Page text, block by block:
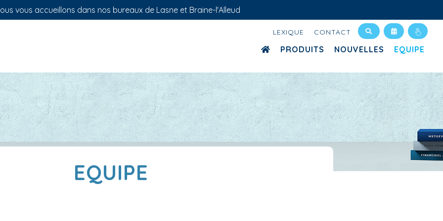
vous accueillons dans nos bureaux de Lasne et Braine-l'Alleud
LEXIQUE CONTACT
PRODUITS NOUVELLES EQUIPE
EQUIPE